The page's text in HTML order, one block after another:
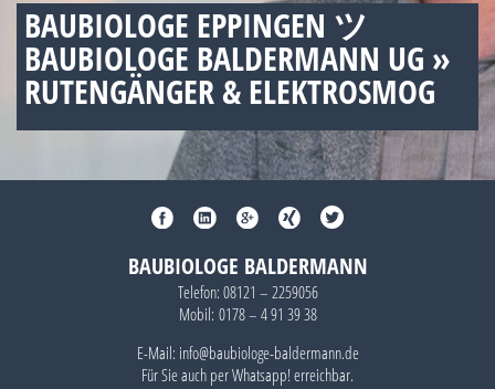
BAUBIOLOGE EPPINGEN ツ
BAUBIOLOGE BALDERMANN UG »
RUTENGÄNGER & ELEKTROSMOG
BAUBIOLOGE BALDERMANN
Telefon: 08121 – 2259056
Mobil: 0178 – 4 91 39 38
E-Mail: info@baubiologe-baldermann.de
Für Sie auch perWhatsapp!erreichbar.